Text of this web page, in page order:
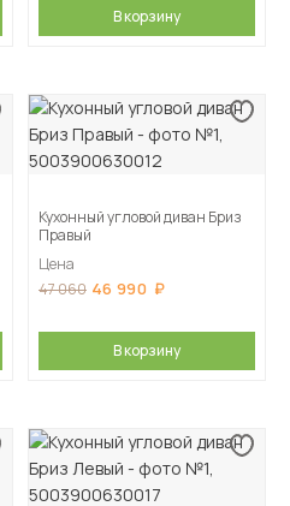
В корзину
Кухонный угловой диван Бриз
Правый
Цена
47 060 46 990
В корзину